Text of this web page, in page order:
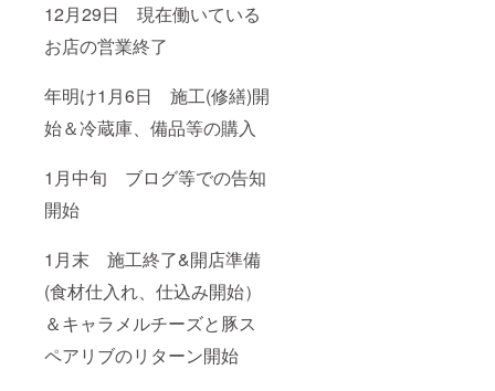
12月29日 現在働いている
お店の営業終了
年明け1月6日 施工(修繕)開
始＆冷蔵庫、備品等の購入
1月中旬 ブログ等での告知
開始
1月末 施工終了&開店準備
(食材仕入れ、仕込み開始）
＆キャラメルチーズと豚ス
ペアリブのリターン開始